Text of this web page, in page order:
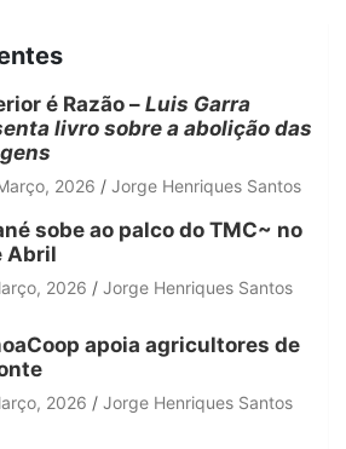
é Razão – Luis Garra
livro sobre a abolição das
2026 Jorge Henriques Santos
sobe ao palco do TMC~ no
Abril
2026 Jorge Henriques Santos
apoia agricultores de
2026 Jorge Henriques Santos